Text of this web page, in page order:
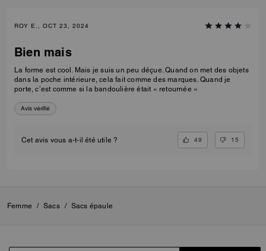
ROY E., OCT 23, 2024
Bien mais
La forme est cool. Mais je suis un peu déçue. Quand on met des objets
dans la poche intérieure, cela fait comme des marques. Quand je
porte, c’est comme si la bandoulière était « retournée «
Avis vérifié
Cet avis vous a-t-il été utile ? 49 15
Femme / Sacs / Sacs épaule